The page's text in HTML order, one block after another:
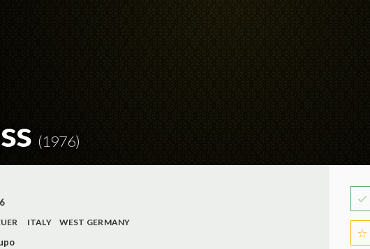
(1976)
ITALY
WEST GERMANY